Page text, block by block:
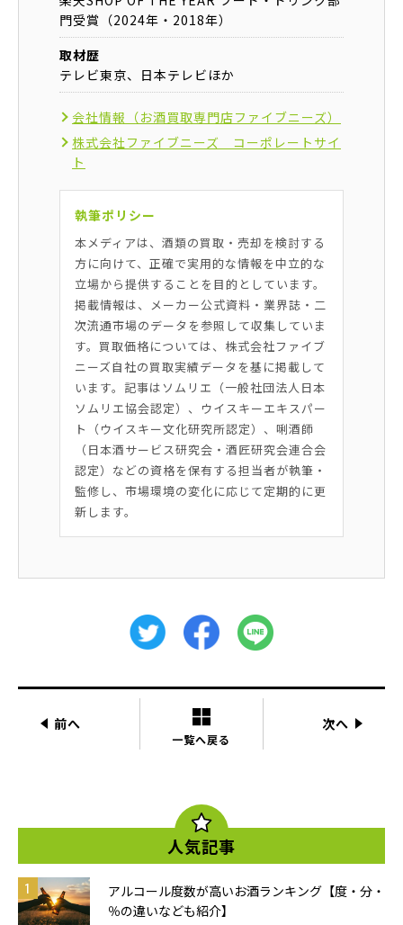
門受賞（2024年・2018年）
取材歴
テレビ東京、日本テレビほか
会社情報（お酒買取専門店ファイブニーズ）
株式会社ファイブニーズ コーポレートサイ
ト
執筆ポリシー
本メディアは、酒類の買取・売却を検討する
方に向けて、正確で実用的な情報を中立的な
立場から提供することを目的としています。
掲載情報は、メーカー公式資料・業界誌・二
次流通市場のデータを参照して収集していま
す。買取価格については、株式会社ファイブ
ニーズ自社の買取実績データを基に掲載して
います。記事はソムリエ（一般社団法人日本
ソムリエ協会認定）、ウイスキーエキスパー
ト（ウイスキー文化研究所認定）、唎酒師
（日本酒サービス研究会・酒匠研究会連合会
認定）などの資格を保有する担当者が執筆・
監修し、市場環境の変化に応じて定期的に更
新します。
前へ
一覧へ戻る
次へ
人気記事
アルコール度数が高いお酒ランキング【度・分・
％の違いなども紹介】